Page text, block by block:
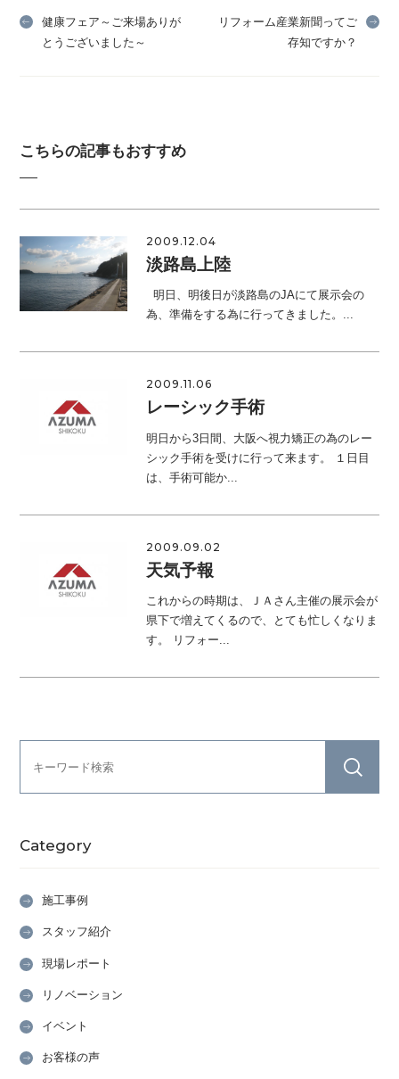
健康フェア～ご来場ありが
とうございました～
リフォーム産業新聞ってご
存知ですか？
こちらの記事もおすすめ
2009.12.04
淡路島上陸
明日、明後日が淡路島のJAにて展示会の
為、準備をする為に行ってきました。...
2009.11.06
レーシック手術
明日から3日間、大阪へ視力矯正の為のレー
シック手術を受けに行って来ます。 １日目
は、手術可能か...
2009.09.02
天気予報
これからの時期は、ＪＡさん主催の展示会が
県下で増えてくるので、とても忙しくなりま
す。 リフォー...
Category
施工事例
スタッフ紹介
現場レポート
リノベーション
イベント
お客様の声